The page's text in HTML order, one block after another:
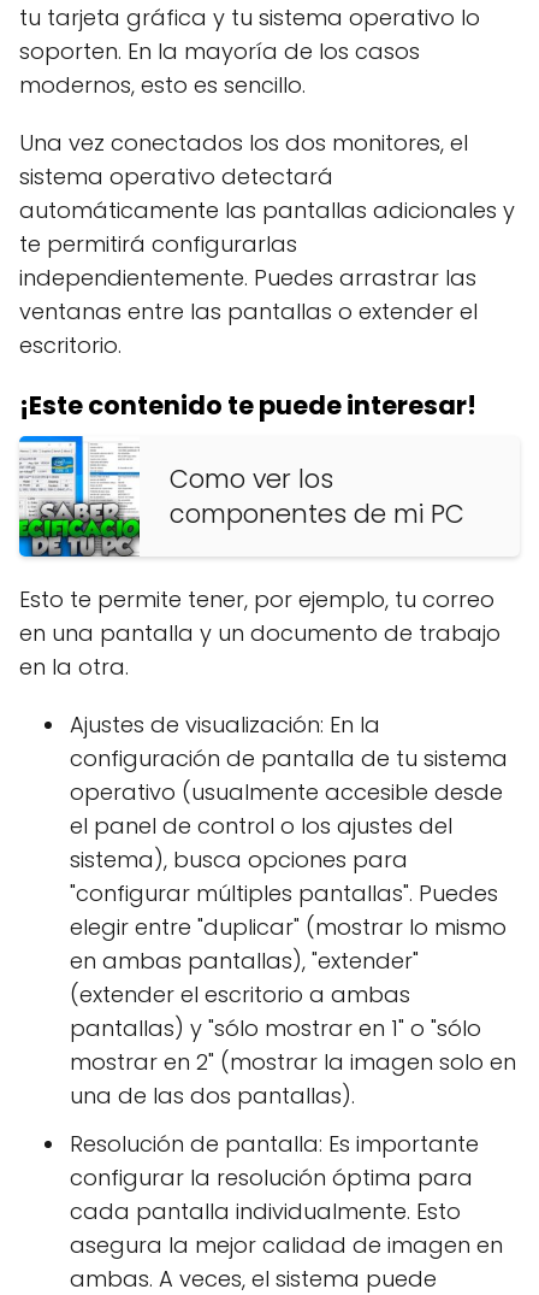
tu tarjeta gráfica y tu sistema operativo lo
soporten. En la mayoría de los casos
modernos, esto es sencillo.
Una vez conectados los dos monitores, el
sistema operativo detectará
automáticamente las pantallas adicionales y
te permitirá configurarlas
independientemente. Puedes arrastrar las
ventanas entre las pantallas o extender el
escritorio.
¡Este contenido te puede interesar!
Como ver los
componentes de mi PC
Esto te permite tener, por ejemplo, tu correo
en una pantalla y un documento de trabajo
en la otra.
Ajustes de visualización: En la
configuración de pantalla de tu sistema
operativo (usualmente accesible desde
el panel de control o los ajustes del
sistema), busca opciones para
"configurar múltiples pantallas". Puedes
elegir entre "duplicar" (mostrar lo mismo
en ambas pantallas), "extender"
(extender el escritorio a ambas
pantallas) y "sólo mostrar en 1" o "sólo
mostrar en 2" (mostrar la imagen solo en
una de las dos pantallas).
Resolución de pantalla: Es importante
configurar la resolución óptima para
cada pantalla individualmente. Esto
asegura la mejor calidad de imagen en
ambas. A veces, el sistema puede